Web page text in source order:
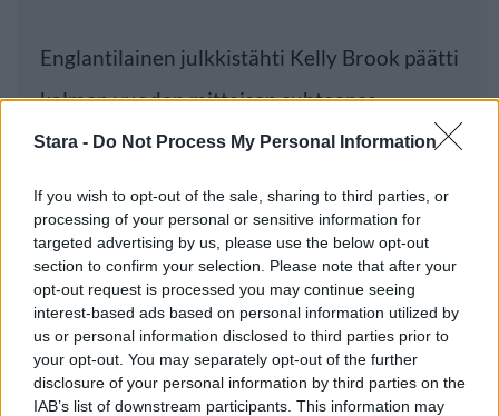
Stara - Do Not Process My Personal Information
If you wish to opt-out of the sale, sharing to third parties, or
processing of your personal or sensitive information for
targeted advertising by us, please use the below opt-out
section to confirm your selection. Please note that after your
opt-out request is processed you may continue seeing
interest-based ads based on personal information utilized by
us or personal information disclosed to third parties prior to
your opt-out. You may separately opt-out of the further
disclosure of your personal information by third parties on the
IAB’s list of downstream participants. This information may
Englantilainen julkkistähti Kelly Brook päätti
kolmen vuoden mittaisen suhteensa
rugbypelaaja
Luetuimmat
PÄIVÄ VIIKKO KUUKAUSI
Leskeneläke ei kuulu kaikille – Kela
muistuttaa tärkeästä ikärajasta
Finnairin lennoista osan lentää jatkossa